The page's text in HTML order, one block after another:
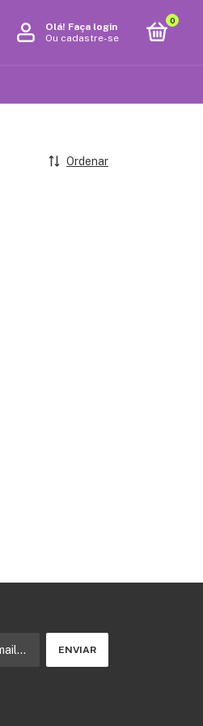
Olá! Faça login
Ou cadastre-se
0
Ordenar